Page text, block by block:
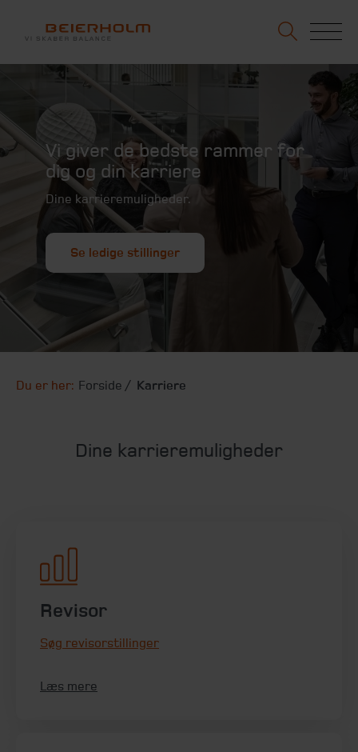
Vi giver de bedste rammer for
dig og din karriere
Dine karrieremuligheder.
Se ledige stillinger
Du er her: Forside Karriere
Dine karrieremuligheder
Revisor
Søg revisorstillinger
Læs mere